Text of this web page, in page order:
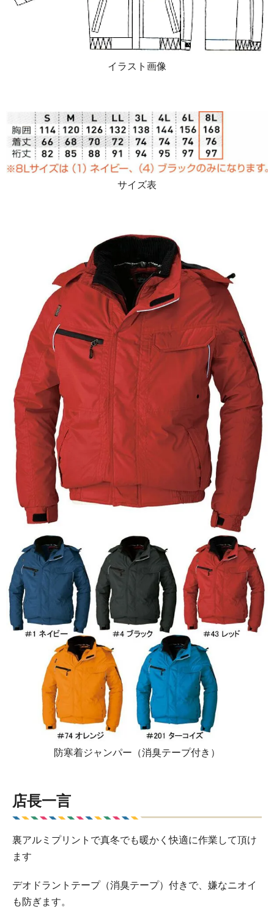
イラスト画像
サイズ表
防寒着ジャンパー（消臭テープ付き）
店長一言
裏アルミプリントで真冬でも暖かく快適に作業して頂け
ます
デオドラントテープ（消臭テープ）付きで、嫌なニオイ
も防ぎます。